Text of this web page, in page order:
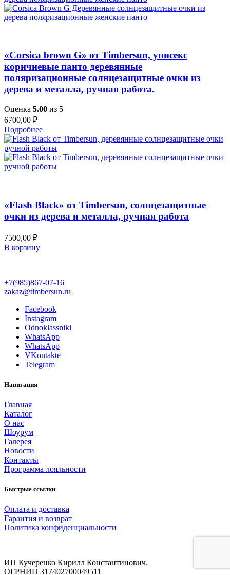
«Corsica brown G» от Timbersun, унисекс
коричневые панто деревянные
поляризационные солнцезащитные очки из
дерева и металла, ручная работа.
Оценка 5.00 из 5
6700,00 ₽
Подробнее
«Flash Black» от Timbersun, солнцезащитные
очки из дерева и металла, ручная работа
7500,00 ₽
В корзину
+7(985)867-07-16
zakaz@timbersun.ru
Facebook
Instagram
Odnoklassniki
WhatsApp
WhatsApp
VKontakte
Telegram
Навигация
Главная
Каталог
О нас
Шоурум
Галерея
Новости
Контакты
Программа лояльности
Быстрые ссылки
Оплата и доставка
Гарантия и возврат
Политика конфиденциальности
ИП Кучеренко Кирилл Константинович.
ОГРНИП 317402700049511